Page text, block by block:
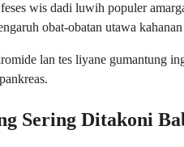
wis dadi luwih populer
obat-obatan utawa
lan tes liyane gumantung
Sering Ditakoni